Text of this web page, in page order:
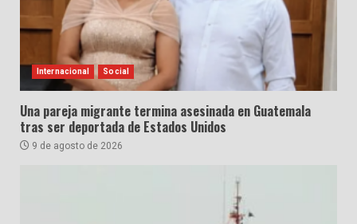
Internacional Social
Una pareja migrante termina asesinada en Guatemala
tras ser deportada de Estados Unidos
9 de agosto de 2026